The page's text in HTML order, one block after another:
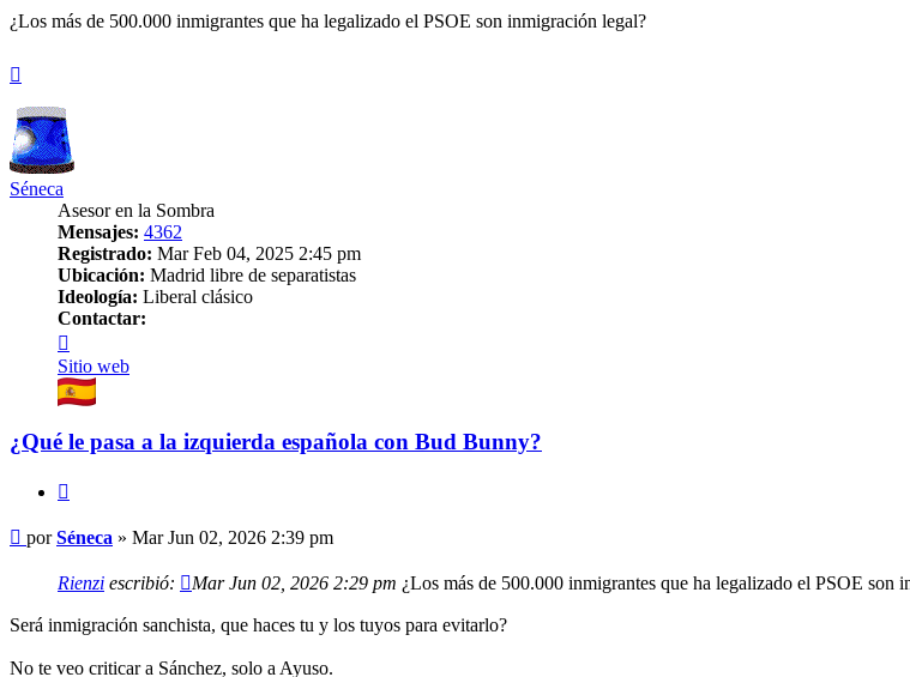
¿Los más de 500.000 inmigrantes que ha legalizado el PSOE son inmigración legal?
Séneca
Asesor en la Sombra
Mensajes: 4362
Registrado: Mar Feb 04, 2025 2:45 pm
Ubicación: Madrid libre de separatistas
Ideología: Liberal clásico
Contactar:
Séneca
Sitio web
¿Qué le pasa a la izquierda española con Bud Bunny?
Mensaje
porSéneca » Mar Jun 02, 2026 2:39 pm
Rienzi escribió: Mar Jun 02, 2026 2:29 pm ¿Los más de 500.000 inmigrantes que ha legalizado el PSOE son
Será inmigración sanchista, que haces tu y los tuyos para evitarlo?
No te veo criticar a Sánchez, solo a Ayuso.